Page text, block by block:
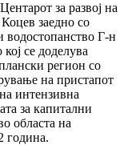
за развој на
заедно со
водостопанство Г-н
се доделува
регион со
на пристапот
интензивна
за капитални
областа на
година.